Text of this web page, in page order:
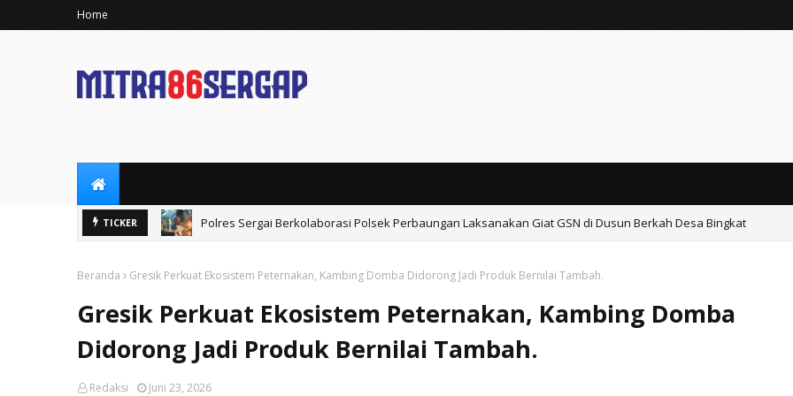
Home
TICKER Polres Sergai Berkolaborasi Polsek Perbaungan Laksanakan Giat GSN di Dusun Berkah Desa Bingkat
Beranda Gresik Perkuat Ekosistem Peternakan, Kambing Domba Didorong Jadi Produk Bernilai Tambah.
Gresik Perkuat Ekosistem Peternakan, Kambing Domba
Didorong Jadi Produk Bernilai Tambah.
Redaksi Juni 23, 2026